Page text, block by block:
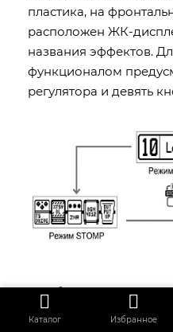
пластика, на
расположен ЖК-
названия эффектов.
функционалом
регулятора и девять
В работе процессора
режима работы,
Каталог Избранное